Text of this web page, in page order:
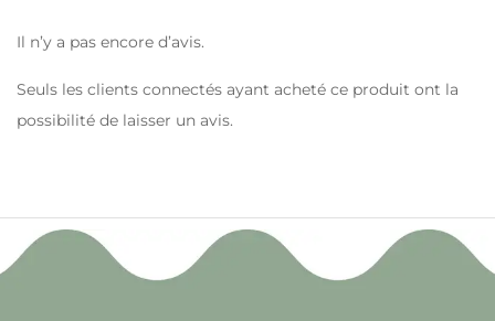
Il n’y a pas encore d’avis.
Seuls les clients connectés ayant acheté ce produit ont la
possibilité de laisser un avis.